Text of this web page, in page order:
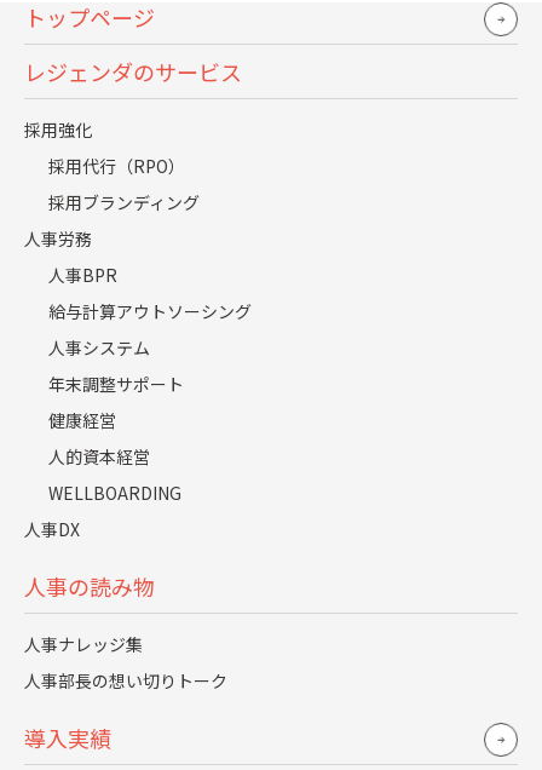
トップページ
レジェンダのサービス
採用強化
採用代行（RPO）
採用ブランディング
人事労務
人事BPR
給与計算アウトソーシング
人事システム
年末調整サポート
健康経営
人的資本経営
WELLBOARDING
人事DX
人事の読み物
人事ナレッジ集
人事部長の想い切りトーク
導入実績
ました」
サービス導入後の変化
想像を上回るスピードで採用目標の9割を達成 成果
当時は何もかも手探りしながら進めていた状態で、“やっ
ていることが本当に正しいのか分からない” “でも採用成
果にコミットしなくては” という焦燥のなか、サービス
の導入が始まった。
当も頑張ってくれていて、スカウトもフォローも必要と
思われることは全部やっている状態。ですが、採用にも
セオリーがあるはずで、例えばこういう人材はこういう
ルートで集めるべきだとか、これは無駄だから止めよう
とか、全体を俯瞰した中で何が適切かを見定めてほしい
という期待がありました。